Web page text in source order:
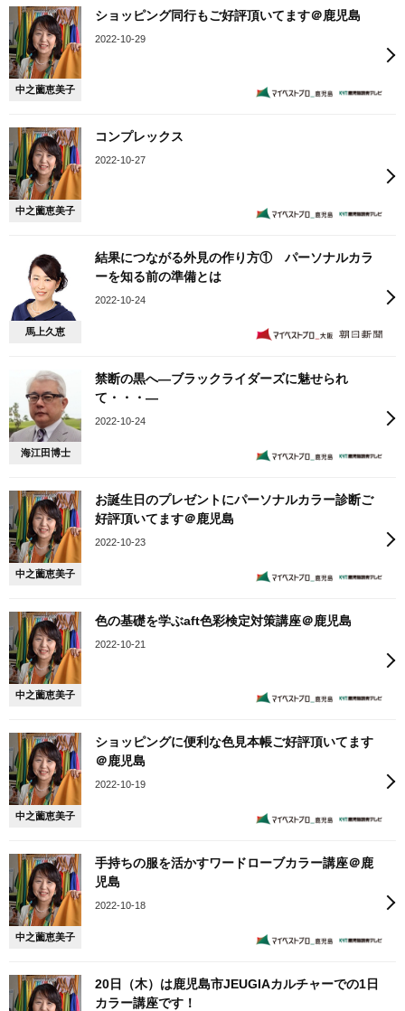
中之薗恵美子
ショッピング同行もご好評頂いてます＠鹿児島
2022-10-29
中之薗恵美子
コンプレックス
2022-10-27
馬上久恵
結果につながる外見の作り方① パーソナルカラ
ーを知る前の準備とは
2022-10-24
海江田博士
禁断の黒へ―ブラックライダーズに魅せられ
て・・・―
2022-10-24
中之薗恵美子
お誕生日のプレゼントにパーソナルカラー診断ご
好評頂いてます＠鹿児島
2022-10-23
中之薗恵美子
色の基礎を学ぶaft色彩検定対策講座＠鹿児島
2022-10-21
中之薗恵美子
ショッピングに便利な色見本帳ご好評頂いてます
＠鹿児島
2022-10-19
中之薗恵美子
手持ちの服を活かすワードローブカラー講座＠鹿
児島
2022-10-18
20日（木）は鹿児島市JEUGIAカルチャーでの1日
カラー講座です！